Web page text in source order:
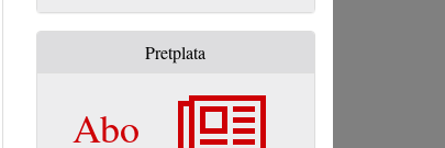
Pretplata
Abo